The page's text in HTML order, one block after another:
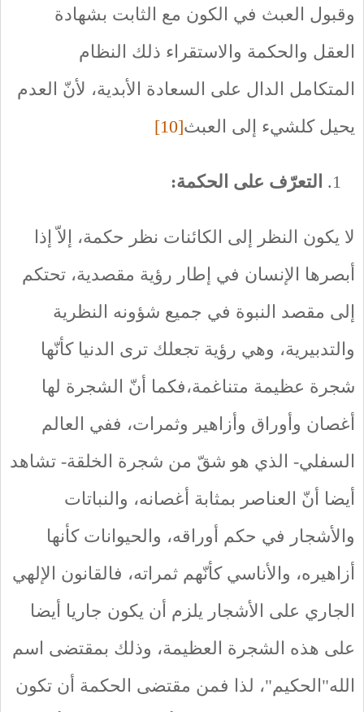
وقبول العبث في الكون مع الثابت بشهادة
العقل والحكمة والاستقراء ذلك النظام
المتكامل الدال على السعادة الأبدية، لأنّ العدم
يحيل كلشيء إلى العبث[10]
التعرّف على الحكمة:
لا يكون النظر إلى الكائنات نظر حكمة، إلاّ إذا
أبصرها الإنسان في إطار رؤية مقصدية، تحتكم
إلى مقصد النبوة في جميع شؤونه النظرية
والتدبيرية، وهي رؤية تجعلك ترى الدنيا كأنّها
شجرة عظيمة متناغمة،فكما أنّ الشجرة لها
أغصان وأوراق وأزاهير وثمرات، ففي العالم
السفلي- الذي هو شقّ من شجرة الخلقة- تشاهد
أيضا أنّ العناصر بمثابة أغصانه، والنباتات
والأشجار في حكم أوراقه، والحيوانات كأنها
أزاهيره، والأناسي كأنّهم ثمراته، فالقانون الإلهي
الجاري على الأشجار يلزم أن يكون جاريا أيضا
على هذه الشجرة العظيمة، وذلك بمقتضى اسم
الله"الحكيم"، لذا فمن مقتضى الحكمة أن تكون